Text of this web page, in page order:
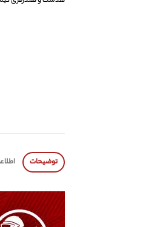
توضیحات